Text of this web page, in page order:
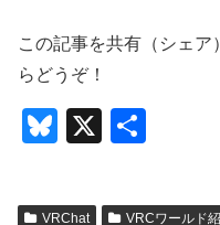
この記事を共有（シェ
らどうぞ！
Bl
e
X
VRChat VRCワールド